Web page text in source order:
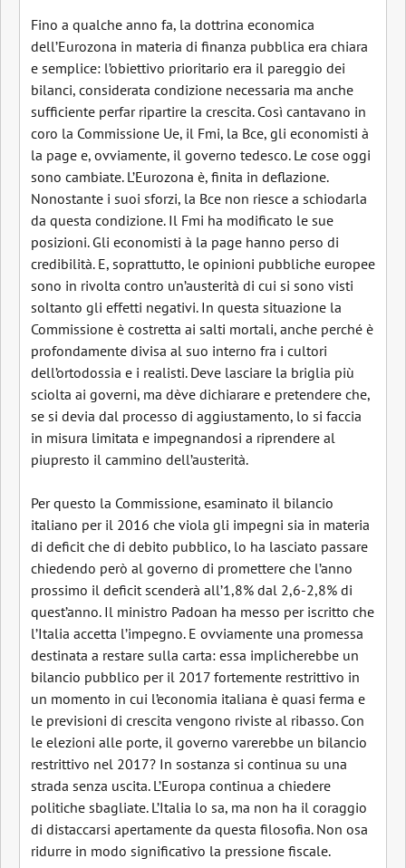
Fino a qualche anno fa, la dottrina economica
dell’Eurozona in materia di finanza pubblica era chiara
e semplice: l’obiettivo prioritario era il pareggio dei
bilanci, considerata condizione necessaria ma anche
sufficiente perfar ripartire la crescita. Così cantavano in
coro la Commissione Ue, il Fmi, la Bce, gli economisti à
la page e, ovviamente, il governo tedesco. Le cose oggi
sono cambiate. L’Eurozona è, finita in deflazione.
Nonostante i suoi sforzi, la Bce non riesce a schiodarla
da questa condizione. Il Fmi ha modificato le sue
posizioni. Gli economisti à la page hanno perso di
credibilità. E, soprattutto, le opinioni pubbliche europee
sono in rivolta contro un’austerità di cui si sono visti
soltanto gli effetti negativi. In questa situazione la
Commissione è costretta ai salti mortali, anche perché è
profondamente divisa al suo interno fra i cultori
dell’ortodossia e i realisti. Deve lasciare la briglia più
sciolta ai governi, ma dève dichiarare e pretendere che,
se si devia dal processo di aggiustamento, lo si faccia
in misura limitata e impegnandosi a riprendere al
piupresto il cammino dell’austerità.
Per questo la Commissione, esaminato il bilancio
italiano per il 2016 che viola gli impegni sia in materia
di deficit che di debito pubblico, lo ha lasciato passare
chiedendo però al governo di promettere che l’anno
prossimo il deficit scenderà all’1,8% dal 2,6-2,8% di
quest’anno. Il ministro Padoan ha messo per iscritto che
l’Italia accetta l’impegno. E ovviamente una promessa
destinata a restare sulla carta: essa implicherebbe un
bilancio pubblico per il 2017 fortemente restrittivo in
un momento in cui l’economia italiana è quasi ferma e
le previsioni di crescita vengono riviste al ribasso. Con
le elezioni alle porte, il governo varerebbe un bilancio
restrittivo nel 2017? In sostanza si continua su una
strada senza uscita. L’Europa continua a chiedere
politiche sbagliate. L’Italia lo sa, ma non ha il coraggio
di distaccarsi apertamente da questa filosofia. Non osa
ridurre in modo significativo la pressione fiscale.